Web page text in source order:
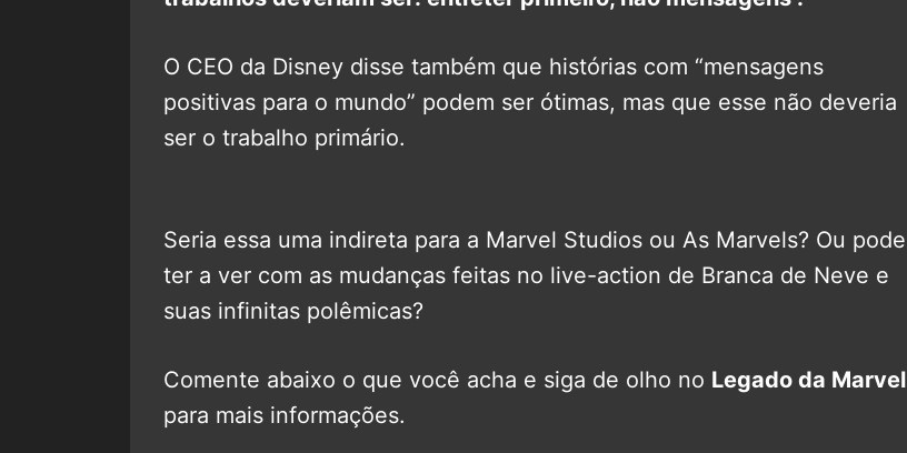
O CEO da Disney disse também que histórias com “mensagens
positivas para o mundo” podem ser ótimas, mas que esse não deveria
ser o trabalho primário.
Seria essa uma indireta para a Marvel Studios ou As Marvels? Ou pode
ter a ver com as mudanças feitas no live-action de Branca de Neve e
suas infinitas polêmicas?
Comente abaixo o que você acha e siga de olho no Legado da Marvel
para mais informações.